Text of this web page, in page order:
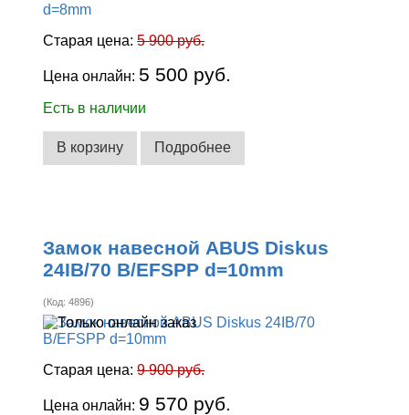
Старая цена:5 900 руб.
Цена онлайн: 5 500 руб.
Есть в наличии
В корзину Подробнее
Замок навесной ABUS Diskus
24IB/70 B/EFSPP d=10mm
(Код:4896)
Старая цена:9 900 руб.
Цена онлайн: 9 570 руб.